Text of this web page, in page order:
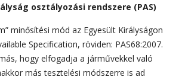
osztályozási rendszere (PAS)
minősítési mód az Egyesült Királyságon
Specification, röviden: PAS68:2007.
hogy elfogadja a járművekkel való
más tesztelési módszerre is ad